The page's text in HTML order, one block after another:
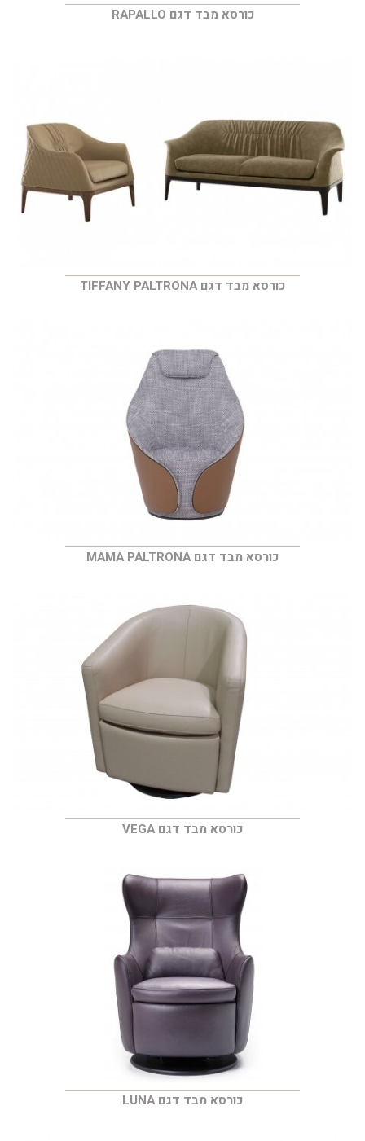
כורסא מבד דגם RAPALLO
כורסא מבד דגם TIFFANY PALTRONA
כורסא מבד דגם MAMA PALTRONA
כורסא מבד דגם VEGA
כורסא מבד דגם LUNA